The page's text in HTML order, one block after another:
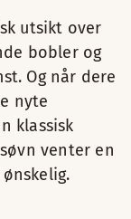
utsikt over
bobler og
Og når dere
nyte
klassisk
venter en